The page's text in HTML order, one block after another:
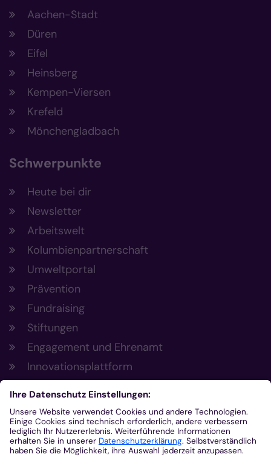
Aachen-Stadt
Düren
Eifel
Heinsberg
Kempen-Viersen
Krefeld
Mönchengladbach
Schwerpunkte
Heute bei dir
Newsletter
Arbeitswelt
Kolumbienpartnerschaft
Umweltportal
Prävention
Fundraising
Stiftungen
Engagement und Ehrenamt
Innovationsplattform
Aus der Plattform
Nachrichten
Veranstaltungen